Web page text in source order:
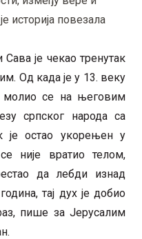
историја повезала
је чекао тренутак
Од када је у 13. веку
молио се на његовим
српског народа са
остао укорењен у
није вратио телом,
да лебди изнад
тај дух је добио
пише за Јерусалим